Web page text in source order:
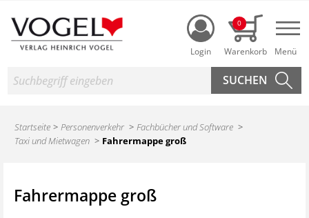
Login
0
Suche
Startseite Personenverkehr
Fachbücher und Software
Taxi und Mietwagen
Fahrermappe groß
Fahrermappe groß